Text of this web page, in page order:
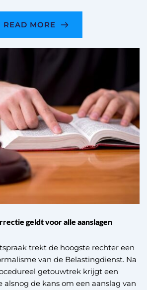
READ MORE
geldt voor alle aanslagen
trekt de hoogste rechter een
van de Belastingdienst. Na
getouwtrek krijgt een
de kans om een aanslag van